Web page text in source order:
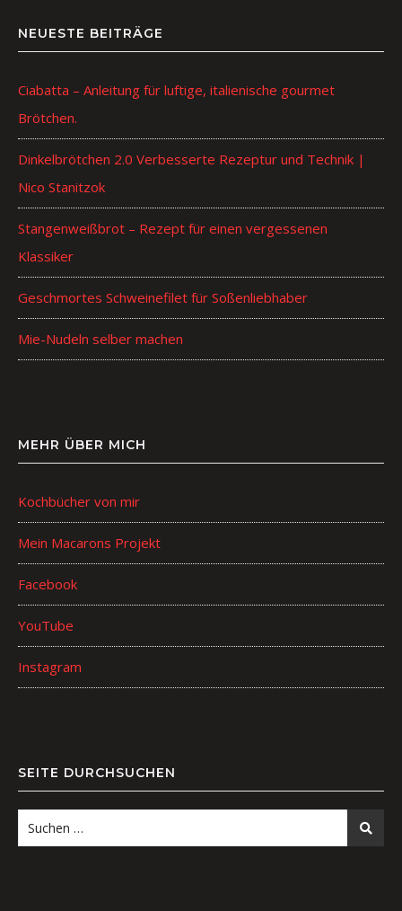
NEUESTE BEITRÄGE
Ciabatta – Anleitung für luftige, italienische gourmet
Brötchen.
Dinkelbrötchen 2.0 Verbesserte Rezeptur und Technik |
Nico Stanitzok
Stangenweißbrot – Rezept für einen vergessenen
Klassiker
Geschmortes Schweinefilet für Soßenliebhaber
Mie-Nudeln selber machen
MEHR ÜBER MICH
Kochbücher von mir
Mein Macarons Projekt
Facebook
YouTube
Instagram
SEITE DURCHSUCHEN